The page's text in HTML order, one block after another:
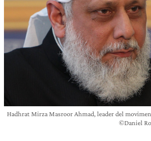
Hadhrat Mirza Masroor Ahmad, leader del
©Daniel